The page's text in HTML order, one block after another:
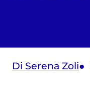
Di Serena Zoli